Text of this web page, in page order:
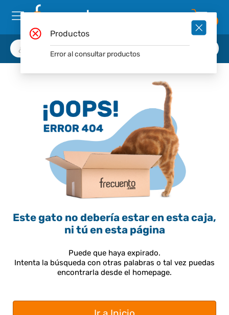
Este gato no debería estar en esta caja,
ni tú en esta página
Puede que haya expirado.
Intenta la búsqueda con otras palabras o tal vez puedas
encontrarla desde el homepage.
Productos
Error al consultar productos